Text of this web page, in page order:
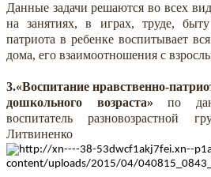
Данные задачи решаются во всех
на занятиях, в играх, труде,
патриота в ребенке воспитывает
дома, его взаимоотношения с
3.«Воспитание нравственно-
дошкольного возраста» по
воспитатель